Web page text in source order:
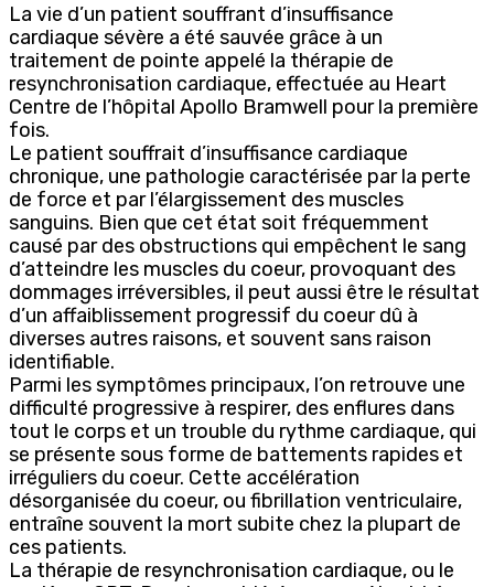
La vie d’un patient souffrant d’insuffisance
cardiaque sévère a été sauvée grâce à un
traitement de pointe appelé la thérapie de
resynchronisation cardiaque, effectuée au Heart
Centre de l’hôpital Apollo Bramwell pour la première
fois.
Le patient souffrait d’insuffisance cardiaque
chronique, une pathologie caractérisée par la perte
de force et par l’élargissement des muscles
sanguins. Bien que cet état soit fréquemment
causé par des obstructions qui empêchent le sang
d’atteindre les muscles du coeur, provoquant des
dommages irréversibles, il peut aussi être le résultat
d’un affaiblissement progressif du coeur dû à
diverses autres raisons, et souvent sans raison
identifiable.
Parmi les symptômes principaux, l’on retrouve une
difficulté progressive à respirer, des enflures dans
tout le corps et un trouble du rythme cardiaque, qui
se présente sous forme de battements rapides et
irréguliers du coeur. Cette accélération
désorganisée du coeur, ou fibrillation ventriculaire,
entraîne souvent la mort subite chez la plupart de
ces patients.
La thérapie de resynchronisation cardiaque, ou le